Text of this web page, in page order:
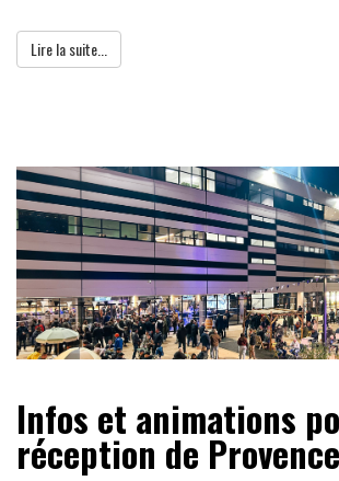
Lire la suite...
Infos et animations
réception de